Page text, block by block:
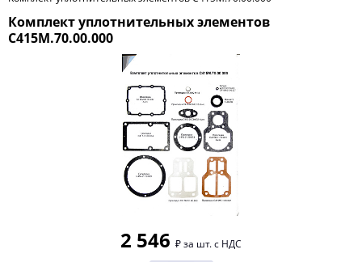
Комплект уплотнительных элементов
С415М.70.00.000
2 546 ₽ за шт. с НДС